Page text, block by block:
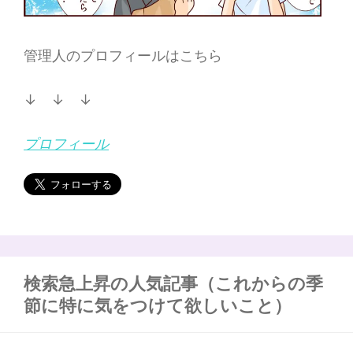
管理人のプロフィールはこちら
↓ ↓ ↓
プロフィール
検索急上昇の人気記事（これからの季
節に特に気をつけて欲しいこと）